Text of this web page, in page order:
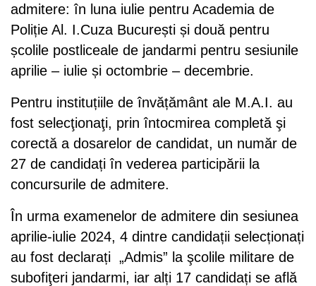
admitere: în luna iulie pentru Academia de
Poliție Al. I.Cuza București și două pentru
școlile postliceale de jandarmi pentru sesiunile
aprilie – iulie și octombrie – decembrie.
Pentru instituțiile de învățământ ale M.A.I. au
fost selecţionaţi, prin întocmirea completă şi
corectă a dosarelor de candidat, un număr de
27 de candidați în vederea participării la
concursurile de admitere.
În urma examenelor de admitere din sesiunea
aprilie-iulie 2024, 4 dintre candidații selecționați
au fost declarați „Admis” la şcolile militare de
subofiţeri jandarmi, iar alți 17 candidați se află